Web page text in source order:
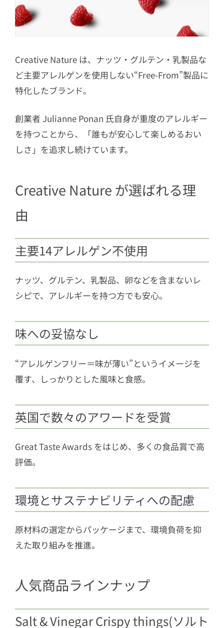
Creative Nature は、ナッツ・グルテン・乳製品な
ど主要アレルゲンを使用しない“Free-From”製品に
特化したブランド。
創業者 Julianne Ponan 氏自身が重度のアレルギー
を持つことから、「誰もが安心して楽しめるおい
しさ」を追求し続けています。
Creative Nature が選ばれる理
由
主要14アレルゲン不使用
ナッツ、グルテン、乳製品、卵などを含まないレ
シピで、アレルギーを持つ方でも安心。
味への妥協なし
“アレルゲンフリー＝味が薄い”というイメージを
覆す、しっかりとした風味と食感。
英国で数々のアワードを受賞
Great Taste Awards をはじめ、多くの食品賞で高
評価。
環境とサステナビリティへの配慮
原材料の選定からパッケージまで、環境負荷を抑
えた取り組みを推進。
人気商品ラインナップ
Salt & Vinegar Crispy things(ソルト